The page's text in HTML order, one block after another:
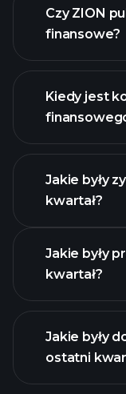
Czy ZION
finansowe?
Kiedy jest
Jakie były
kwartał?
zysków
Jakie były
kwartał?
Jakie były
ostatni